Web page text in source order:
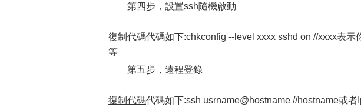
第四步，設置ssh隨機啟動
復制代碼代碼如下:chkconfig --level xxxx sshd on //xxxx表
等
第五步，遠程登錄
復制代碼代碼如下:ssh usrname@hostname //hostname或者